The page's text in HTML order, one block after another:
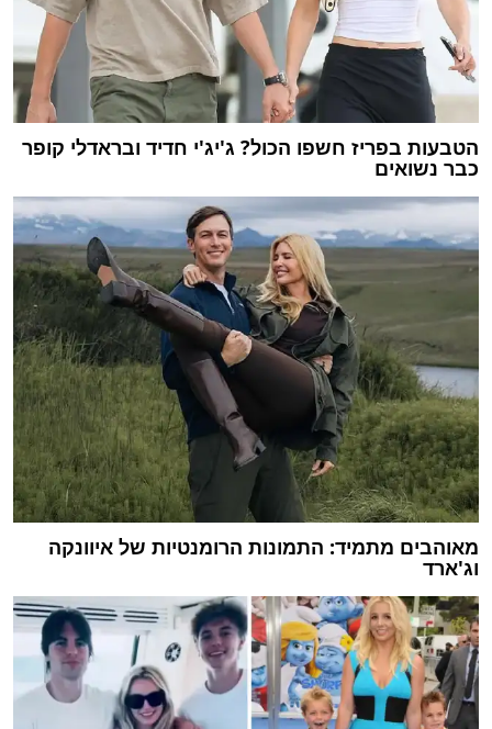
הטבעות בפריז חשפו הכול? ג'יג'י חדיד ובראדלי קופר
כבר נשואים
מאוהבים מתמיד: התמונות הרומנטיות של איוונקה
וג'ארד